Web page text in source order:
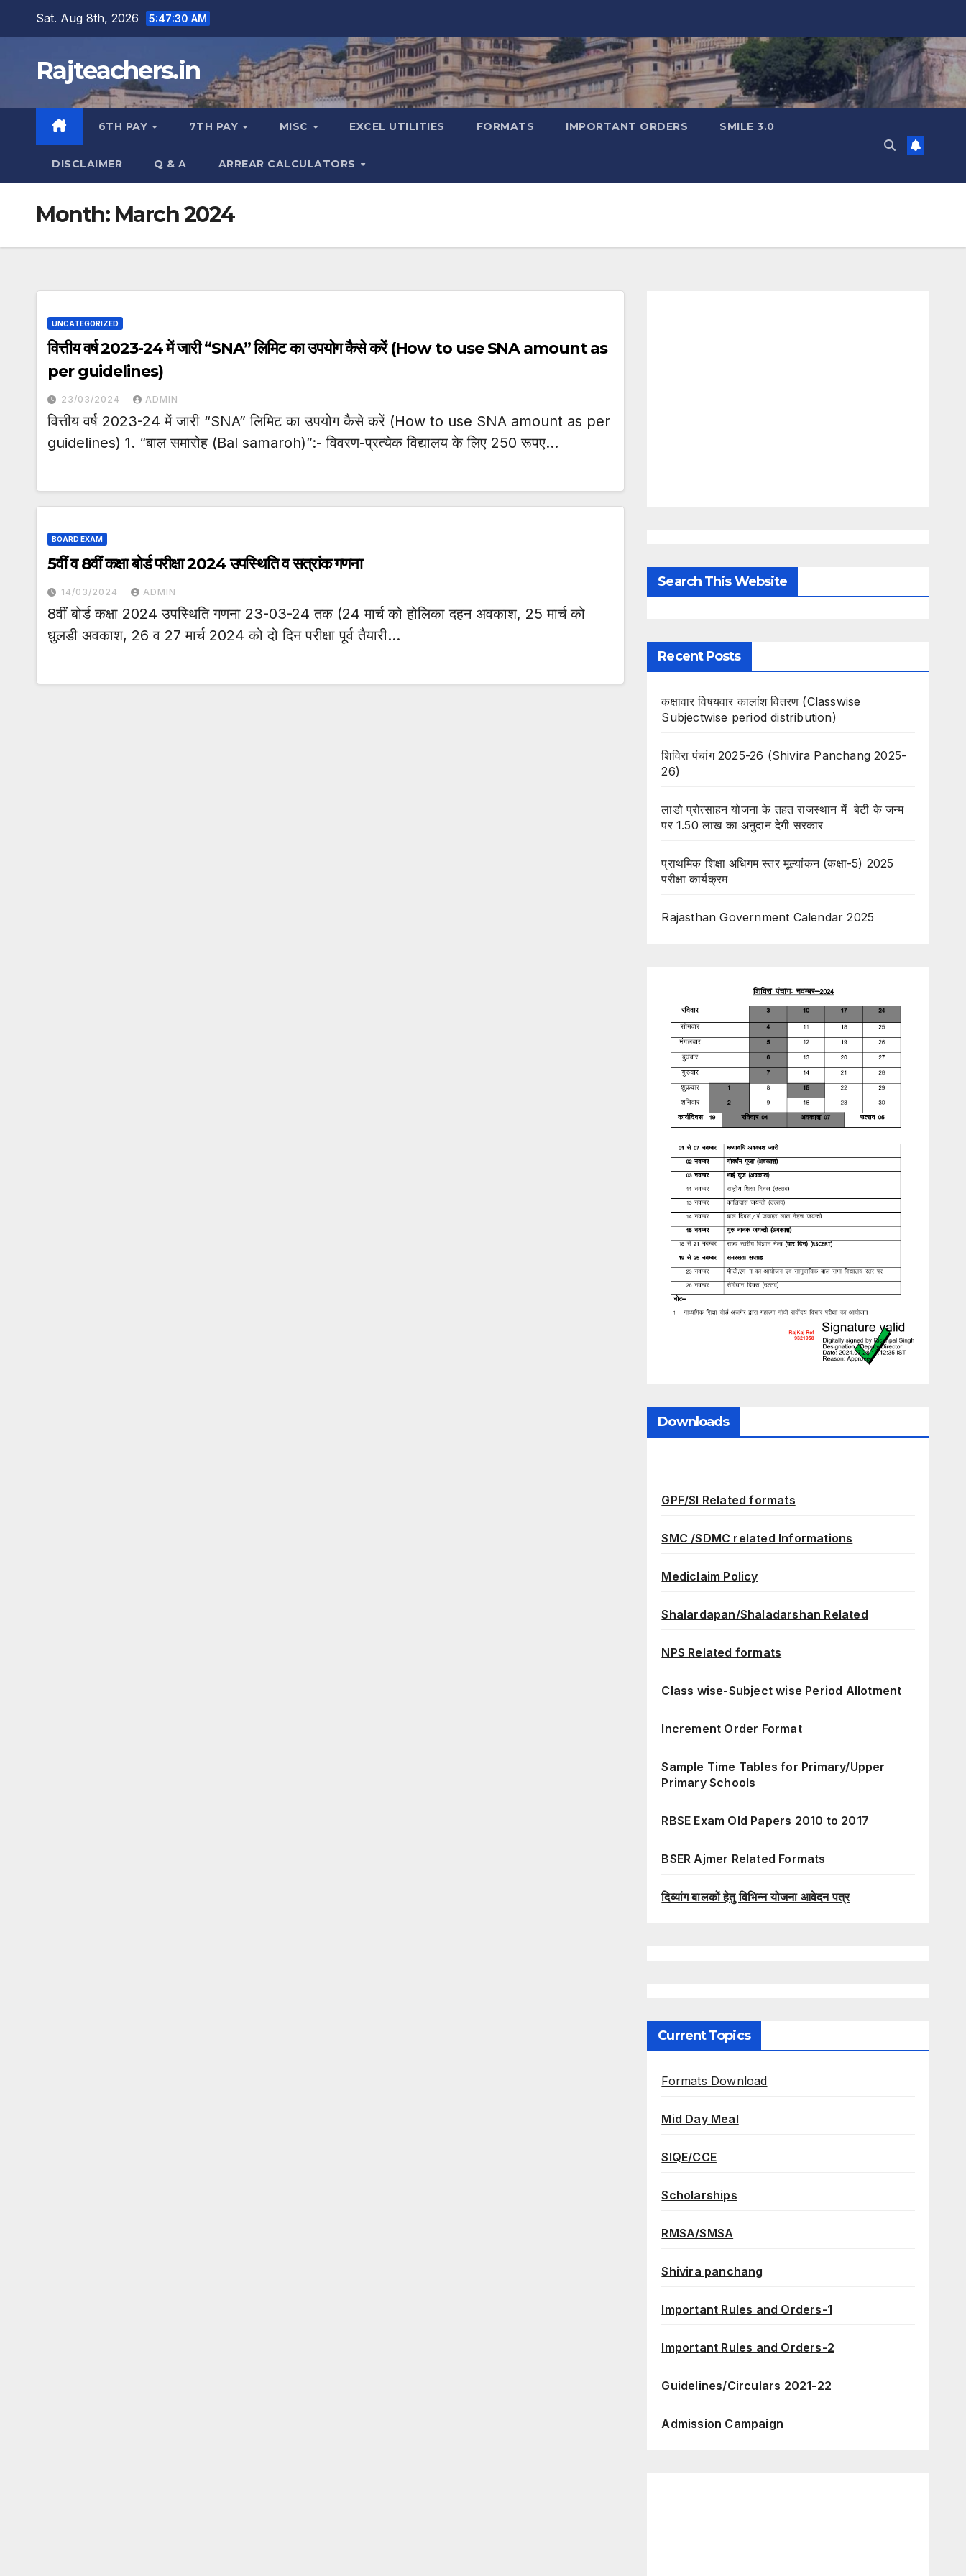
Sat. Aug 8th, 2026 5:47:30 AM
Rajteachers.in
6TH PAY 7TH PAY MISC EXCEL UTILITIES FORMATS IMPORTANT ORDERS SMILE 3.0
DISCLAIMER Q & A ARREAR CALCULATORS
Month: March 2024
UNCATEGORIZED
वित्तीय वर्ष 2023-24 में जारी “SNA” लिमिट का उपयोग कैसे करें (How to use SNA amount as
per guidelines)
23/03/2024 ADMIN
वित्तीय वर्ष 2023-24 में जारी “SNA” लिमिट का उपयोग कैसे करें (How to use SNA amount as per
guidelines) 1. “बाल समारोह (Bal samaroh)”:- विवरण-प्रत्येक विद्यालय के लिए 250 रूपए…
BOARD EXAM
5वीं व 8वीं कक्षा बोर्ड परीक्षा 2024 उपस्थिति व सत्रांक गणना
14/03/2024 ADMIN
8वीं बोर्ड कक्षा 2024 उपस्थिति गणना 23-03-24 तक (24 मार्च को होलिका दहन अवकाश, 25 मार्च को
धुलडी अवकाश, 26 व 27 मार्च 2024 को दो दिन परीक्षा पूर्व तैयारी…
Search This Website
Recent Posts
कक्षावार विषयवार कालांश वितरण (Classwise
Subjectwise period distribution)
शिविरा पंचांग 2025-26 (Shivira Panchang 2025-
26)
लाडो प्रोत्साहन योजना के तहत राजस्थान में बेटी के जन्म
पर 1.50 लाख का अनुदान देगी सरकार
प्राथमिक शिक्षा अधिगम स्तर मूल्यांकन (कक्षा-5) 2025
परीक्षा कार्यक्रम
Rajasthan Government Calendar 2025
Downloads
GPF/SI Related formats
SMC /SDMC related Informations
Mediclaim Policy
Shalardapan/Shaladarshan Related
NPS Related formats
Class wise-Subject wise Period Allotment
Increment Order Format
Sample Time Tables for Primary/Upper
Primary Schools
RBSE Exam Old Papers 2010 to 2017
BSER Ajmer Related Formats
दिव्यांग बालकों हेतु विभिन्न योजना आवेदन पत्र
Current Topics
Formats Download
Mid Day Meal
SIQE/CCE
Scholarships
RMSA/SMSA
Shivira panchang
Important Rules and Orders-1
Important Rules and Orders-2
Guidelines/Circulars 2021-22
Admission Campaign